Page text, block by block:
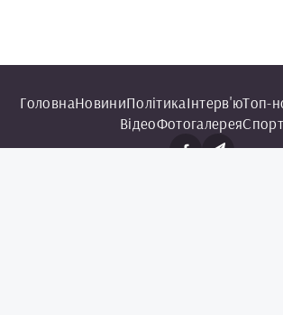
ГоловнаНовиниПолітикаІнтерв'юТоп-
ВідеоФотогалереяСпорт